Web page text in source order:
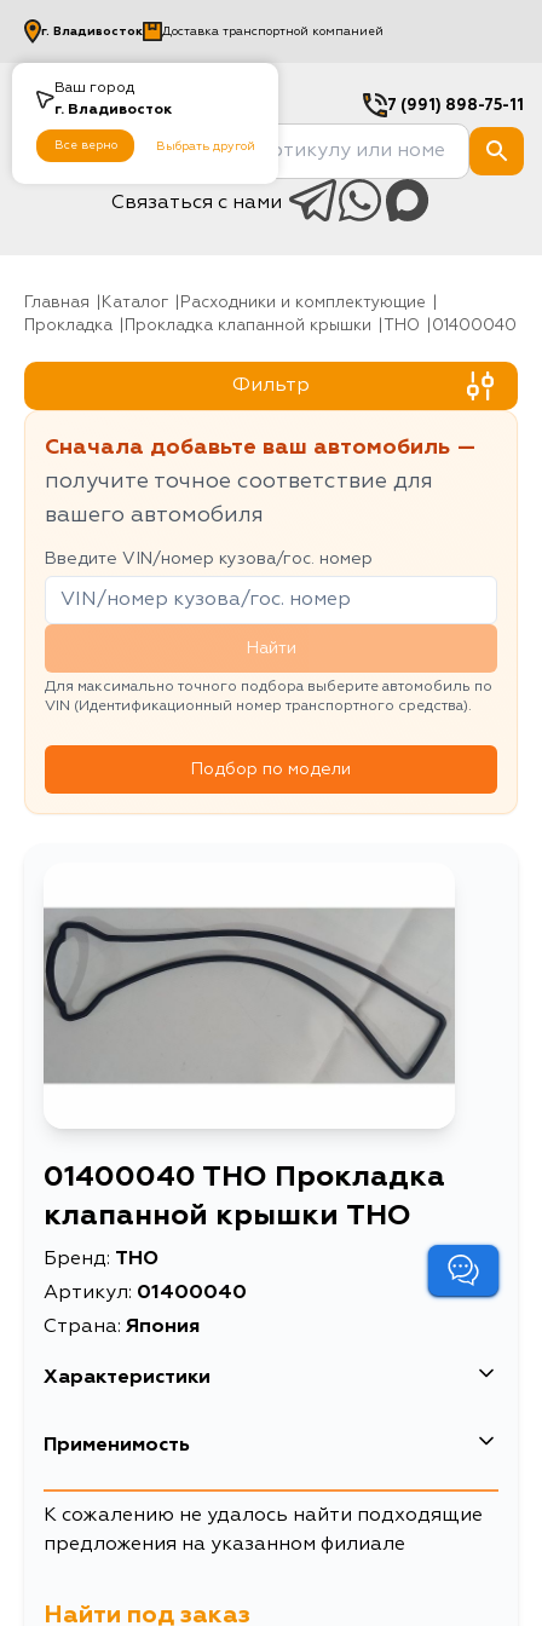
Ваш город
г. Владивосток
Все верно Выбрать другой
г. Владивосток Доставка транспортной компанией
7 (991) 898-75-11
Связаться с нами
Главная Каталог
Расходники и комплектующие
Прокладка
Прокладка клапанной крышки THO 01400040
Фильтр
Сначала добавьте ваш автомобиль —
получите точное соответствие для
вашего автомобиля
Введите VIN/номер кузова/гос. номер
Найти
Для максимально точного подбора выберите автомобиль по
VIN (Идентификационный номер транспортного средства).
Подбор по модели
01400040 THO Прокладка
клапанной крышки THO
Бренд: THO
Артикул: 01400040
Страна: Япония
Характеристики
Описание
Прокладка клапанной крышки
прокладки ДВС
Применимость
Toyota
Кузов Двигатель
RA63, SA60, TA60, SA63, 160,
К сожалению не удалось найти подходящие
предложения на указанном филиале
Найти под заказ